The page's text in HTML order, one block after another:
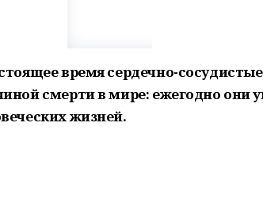
время сердечно-
смерти в мире: ежегодно они
жизней.